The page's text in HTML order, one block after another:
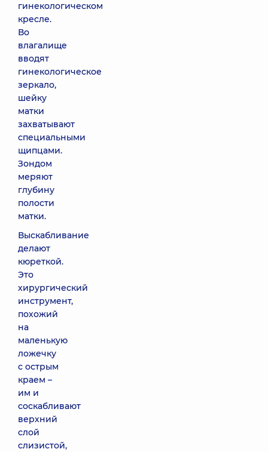
гинекологическом
кресле.
Во
влагалище
вводят
гинекологическое
зеркало,
шейку
матки
захватывают
специальными
щипцами.
Зондом
меряют
глубину
полости
матки.
Выскабливание
делают
кюреткой.
Это
хирургический
инструмент,
похожий
на
маленькую
ложечку
с острым
краем –
им и
соскабливают
верхний
слой
слизистой,